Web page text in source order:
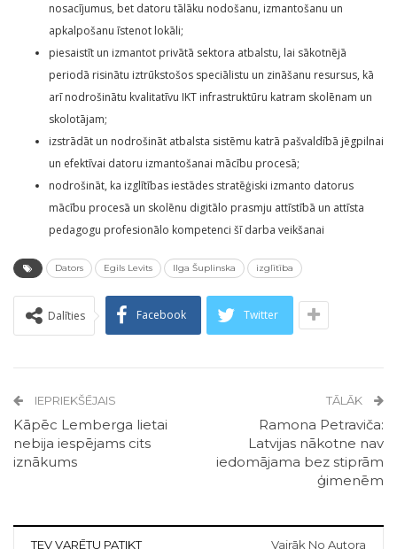
nosacījumus, bet datoru tālāku nodošanu, izmantošanu un
apkalpošanu īstenot lokāli;
piesaistīt un izmantot privātā sektora atbalstu, lai sākotnējā
periodā risinātu iztrūkstošos speciālistu un zināšanu resursus, kā
arī nodrošinātu kvalitatīvu IKT infrastruktūru katram skolēnam un
skolotājam;
izstrādāt un nodrošināt atbalsta sistēmu katrā pašvaldībā jēgpilnai
un efektīvai datoru izmantošanai mācību procesā;
nodrošināt, ka izglītības iestādes stratēģiski izmanto datorus
mācību procesā un skolēnu digitālo prasmju attīstībā un attīsta
pedagogu profesionālo kompetenci šī darba veikšanai
Dators Egils Levits Ilga Šuplinska izglītība
Dalīties Facebook Twitter
IEPRIEKŠĒJAIS
Kāpēc Lemberga lietai
nebija iespējams cits
iznākums
TĀLĀK
Ramona Petraviča:
Latvijas nākotne nav
iedomājama bez stiprām
ģimenēm
TEV VARĒTU PATIKT Vairāk No Autora